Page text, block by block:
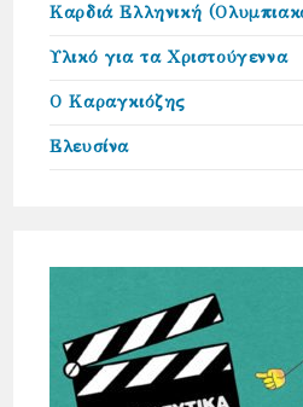
Καρδιά Ελληνική
Υλικό για τα Χριστούγεννα
Ο Καραγκιόζης
Ελευσίνα